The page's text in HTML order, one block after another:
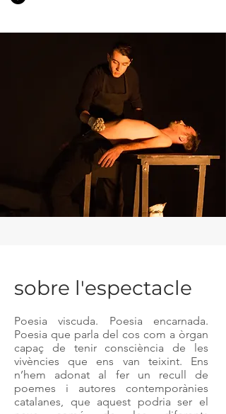
sobre l'espectacle
Poesia viscuda. Poesia encarnada.
Poesia que parla del cos com a òrgan
capaç de tenir consciència de les
vivències que ens van teixint. Ens
n’hem adonat al fer un recull de
poemes i autores contemporànies
catalanes, que aquest podria ser el